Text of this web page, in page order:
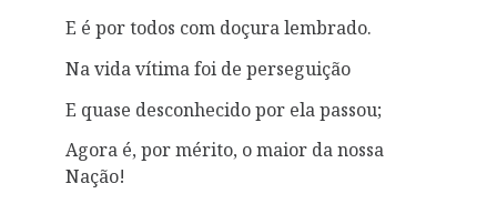
E é por todos com doçura lembrado.
Na vida vítima foi de perseguição
E quase desconhecido por ela passou;
Agora é, por mérito, o maior da nossa
Nação!